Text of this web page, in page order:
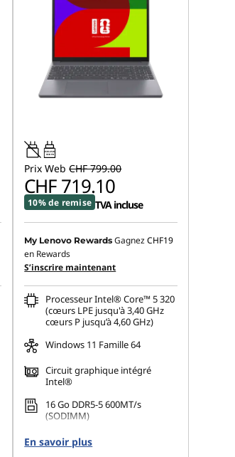
45W-65W
USB PD
Prix Web CHF 799.00
CHF 719.10
10% de remise TVA incluse
My Lenovo Rewards GagnezCHF19
en Rewards
S’inscrire maintenant
Processeur Intel® Core™ 5 320
(cœurs LPE jusqu'à 3,40 GHz
cœurs P jusqu’à 4,60 GHz)
Windows 11 Famille 64
Circuit graphique intégré
Intel®
16 Go DDR5-5 600MT/s
(SODIMM)
512 Go SSD M.2 2242 PCIe
Gen4 QLC
En savoir plus